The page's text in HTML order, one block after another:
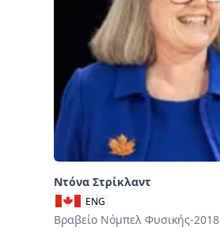
Ντόνα Στρίκλαντ
ENG
Βραβείο Νόμπελ Φυσικής-2018